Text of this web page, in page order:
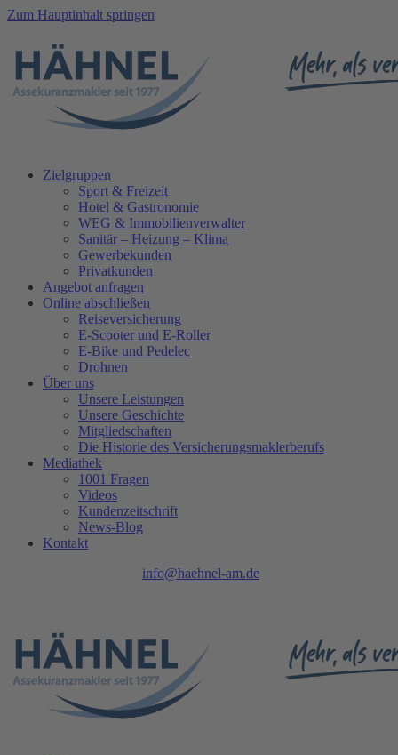
Zum Hauptinhalt springen
Zielgruppen
Sport & Freizeit
Hotel & Gastronomie
WEG & Immobilienverwalter
Sanitär – Heizung – Klima
Gewerbekunden
Privatkunden
Angebot anfragen
Online abschließen
Reiseversicherung
E-Scooter und E-Roller
E-Bike und Pedelec
Drohnen
Über uns
Unsere Leistungen
Unsere Geschichte
Mitgliedschaften
Die Historie des Versicherungsmaklerberufs
Mediathek
1001 Fragen
Videos
Kundenzeitschrift
News-Blog
Kontakt
info@haehnel-am.de